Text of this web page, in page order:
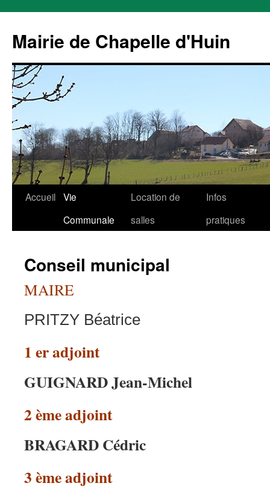
Mairie de Chapelle d'Huin
Aller
Accueil Vie
Communale
Location de
salles
Infos
pratiques
Conseil municipal
MAIRE
PRITZY Béatrice
1 er adjoint
GUIGNARD Jean-Michel
2 ème adjoint
BRAGARD Cédric
3 ème adjoint